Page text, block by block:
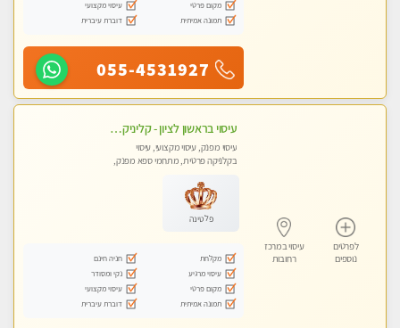
מקום פרטי
עיסוי מקצועי
תמונה אמיתית
דוברת עיברית
055-4531927
לפרטים
נוספים
עיסוי במרכז
רחובות
עיסוי בראשון לציון - קליניקה פרטית עיסוי קסום איכותי ומרגיע מידי זהב עיסוי שבדי קלאסי ורפלקסולוגיה שרות מקצועי טל- 052-4818650
עיסוי מפנק, עיסוי מקצועי, עיסוי
בקלניקה פרטית, מתחמי ספא מפנק,
פלטינה
מקלחת
חניה חינם
עיסוי מרגיע
נקי ומסודר
מקום פרטי
עיסוי מקצועי
תמונה אמיתית
דוברת עיברית